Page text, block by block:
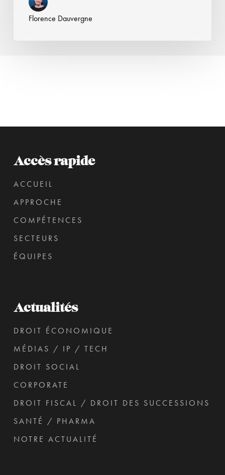
Florence Dauvergne
Accès rapide
ACCUEIL
APPROCHE
COMPÉTENCES
SECTEURS
ÉQUIPES
Actualités
DROIT ÉCONOMIQUE
MÉDIAS / IP / TECH
DROIT SOCIAL
CORPORATE
DROIT FISCAL / DROIT DES SUCCESSIONS
SANTÉ / PHARMA
NOTRE ACTUALITÉ